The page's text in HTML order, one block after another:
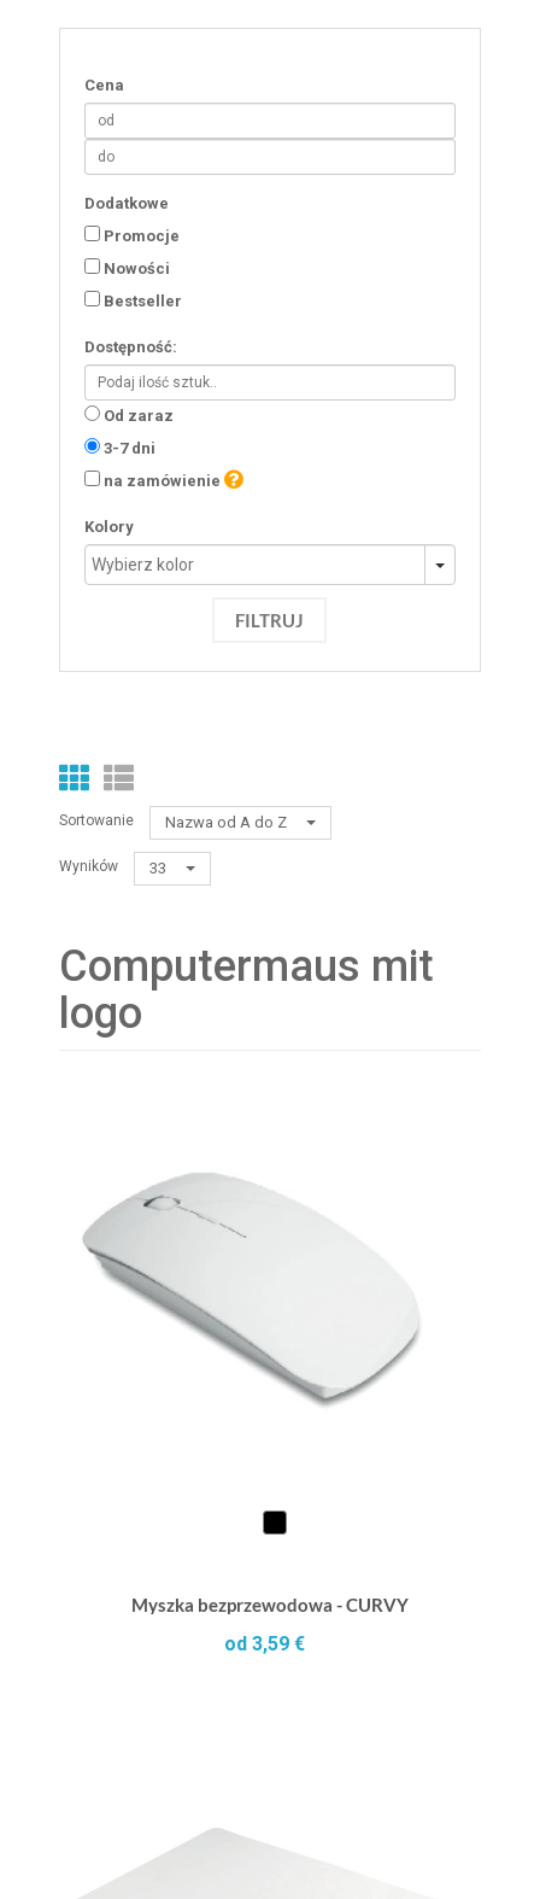
Cena
Dodatkowe
Promocje
Nowości
Bestseller
Dostępność:
Od zaraz
3-7 dni
na zamówienie
Kolory
FILTRUJ
Sortowanie Nazwa od A do Z
Wyników 33
Computermaus mit
logo
Myszka bezprzewodowa - CURVY
od 3,59 €